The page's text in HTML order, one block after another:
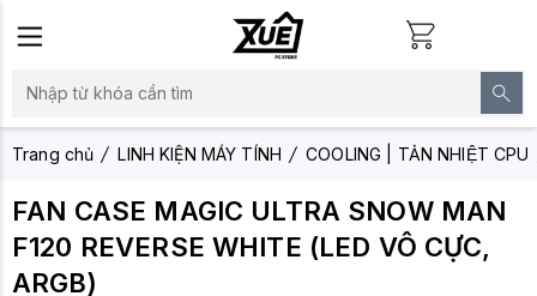
Trang chủ LINH KIỆN MÁY TÍNH COOLING | TẢN NHIỆT CPU
FAN CASE MAGIC ULTRA SNOW MAN
F120 REVERSE WHITE (LED VÔ CỰC,
ARGB)